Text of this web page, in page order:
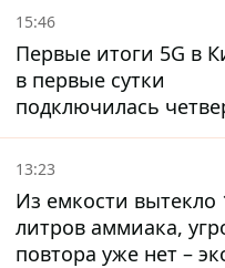
15:46
Первые итоги 5G в
в первые сутки
подключилась
миллиона абонентов
13:23
Из емкости вытекло
литров аммиака,
повтора уже нет –